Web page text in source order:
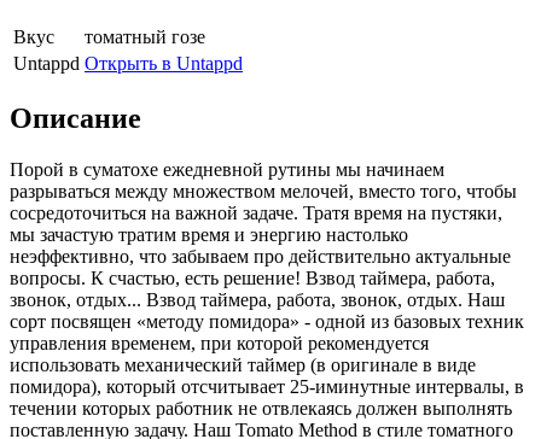
Вкус
томатный гозе
Untappd Открыть в Untappd
Описание
Порой в суматохе ежедневной рутины мы начинаем
разрываться между множеством мелочей, вместо того, чтобы
сосредоточиться на важной задаче. Тратя время на пустяки,
мы зачастую тратим время и энергию настолько
неэффективно, что забываем про действительно актуальные
вопросы. К счастью, есть решение! Взвод таймера, работа,
звонок, отдых... Взвод таймера, работа, звонок, отдых. Наш
сорт посвящен «методу помидора» - одной из базовых техник
управления временем, при которой рекомендуется
использовать механический таймер (в оригинале в виде
помидора), который отсчитывает 25-иминутные интервалы, в
течении которых работник не отвлекаясь должен выполнять
поставленную задачу. Наш Tomato Method в стиле томатного